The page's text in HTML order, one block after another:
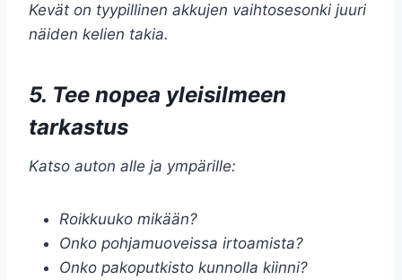
Kevät on tyypillinen akkujen vaihtosesonki juuri
näiden kelien takia.
5. Tee nopea yleisilmeen
tarkastus
Katso auton alle ja ympärille:
Roikkuuko mikään?
Onko pohjamuoveissa irtoamista?
Onko pakoputkisto kunnolla kiinni?